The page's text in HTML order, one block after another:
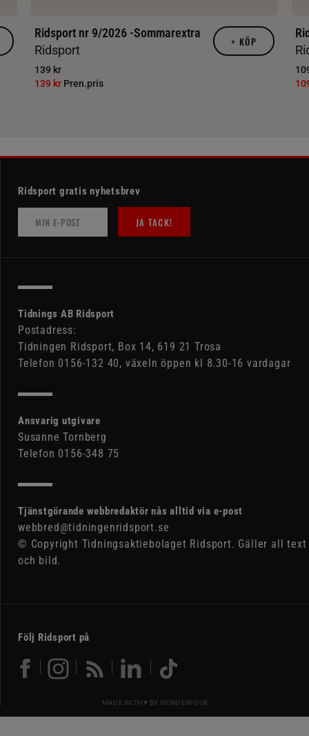
Ridsport nr 9/2026 -Sommarextra
Ridsport
139 kr
139 kr Pren.pris
+ KÖP
Ridsport gratis nyhetsbrev
JA TACK!
Tidnings AB Ridsport
Postadress:
Tidningen Ridsport, Box 14, 619 21 Trosa
Telefon 0156-132 40, växeln öppen kl 8.30-16 vardagar
Ansvarig utgivare
Susanne Tornberg
Telefon 0156-348 75
Tjänstgörande webbredaktör nås alltid via e-post
webbred@tidningenridsport.se
© Copyright Tidningsaktiebolaget Ridsport. Gäller all text
och bild.
Följ Ridsport på
MADE WITH ♥ BY WONDERFOUR